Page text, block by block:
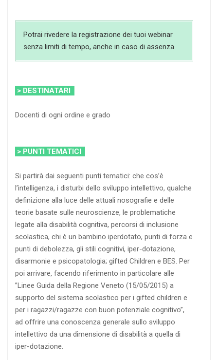
Potrai rivedere la registrazione dei tuoi webinar
senza limiti di tempo, anche in caso di assenza.
> DESTINATARI
Docenti di ogni ordine e grado
> PUNTI TEMATICI
Si partirà dai seguenti punti tematici: che cos’è
l’intelligenza, i disturbi dello sviluppo intellettivo, qualche
definizione alla luce delle attuali nosografie e delle
teorie basate sulle neuroscienze, le problematiche
legate alla disabilità cognitiva, percorsi di inclusione
scolastica, chi è un bambino iperdotato, punti di forza e
punti di debolezza, gli stili cognitivi, iper-dotazione,
disarmonie e psicopatologia; gifted Children e BES. Per
poi arrivare, facendo riferimento in particolare alle
”Linee Guida della Regione Veneto (15/05/2015) a
supporto del sistema scolastico per i gifted children e
per i ragazzi/ragazze con buon potenziale cognitivo”,
ad offrire una conoscenza generale sullo sviluppo
intellettivo da una dimensione di disabilità a quella di
iper-dotazione.